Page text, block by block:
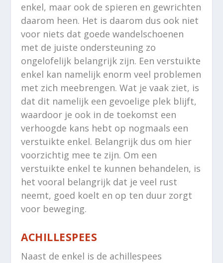
enkel, maar ook de spieren en gewrichten
daarom heen. Het is daarom dus ook niet
voor niets dat goede wandelschoenen
met de juiste ondersteuning zo
ongelofelijk belangrijk zijn. Een verstuikte
enkel kan namelijk enorm veel problemen
met zich meebrengen. Wat je vaak ziet, is
dat dit namelijk een gevoelige plek blijft,
waardoor je ook in de toekomst een
verhoogde kans hebt op nogmaals een
verstuikte enkel. Belangrijk dus om hier
voorzichtig mee te zijn. Om een
verstuikte enkel te kunnen behandelen, is
het vooral belangrijk dat je veel rust
neemt, goed koelt en op ten duur zorgt
voor beweging.
ACHILLESPEES
Naast de enkel is de achillespees